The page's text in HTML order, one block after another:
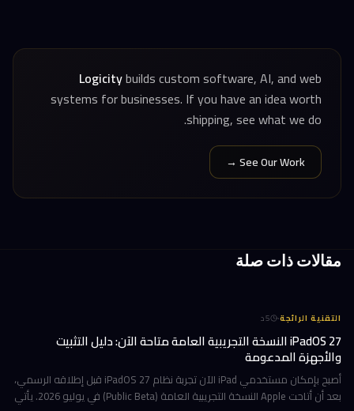
Logicitybuilds custom software, AI, and web
systems for businesses. If you have an idea worth
shipping, see what we do.
See Our Work →
مقالات ذات صلة
التقنية الرائجة·
5د
iPadOS 27 النسخة التجريبية العامة متاحة الآن: دليل التثبيت
والأجهزة المدعومة
أصبح بإمكان مستخدمي iPad الآن تجربة نظام iPadOS 27 قبل إطلاقه الرسمي،
بعد أن أتاحت Apple النسخة التجريبية العامة (Public Beta) في يوليو 2026. يأتي